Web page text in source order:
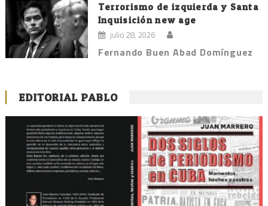
Terrorismo de izquierda y Santa
Inquisición new age
julio 28, 2026
Fernando Buen Abad Domínguez
EDITORIAL PABLO